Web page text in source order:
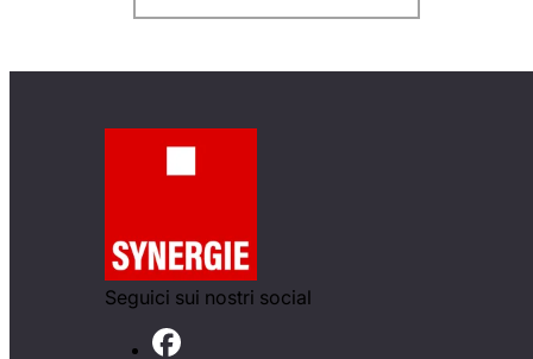
Seguici sui nostri social